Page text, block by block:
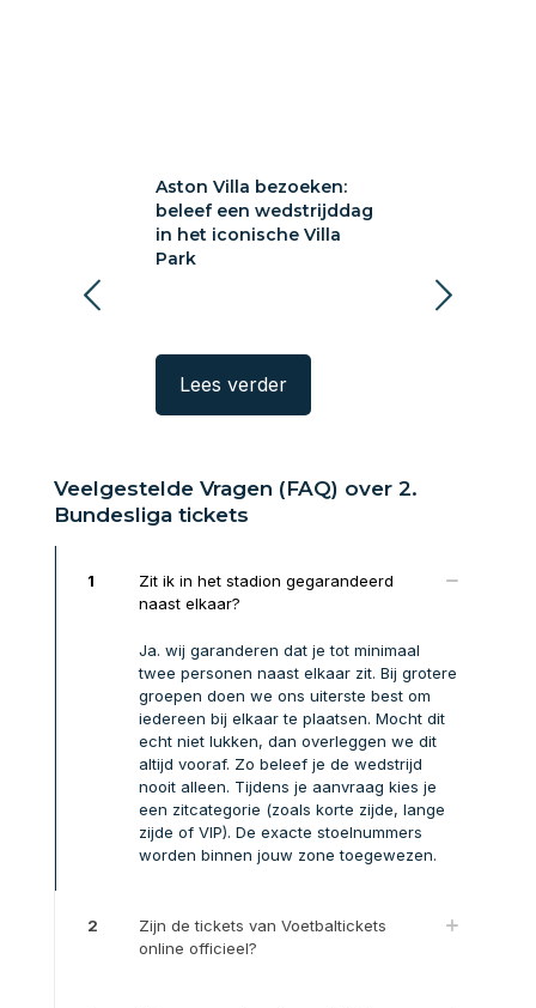
Aston Villa bezoeken:
beleef een wedstrijddag
in het iconische Villa
Park
Lees verder
Veelgestelde Vragen (FAQ) over 2.
Bundesliga tickets
1
Zit ik in het stadion gegarandeerd
naast elkaar?
Ja. wij garanderen dat je tot minimaal
twee personen naast elkaar zit. Bij grotere
groepen doen we ons uiterste best om
iedereen bij elkaar te plaatsen. Mocht dit
echt niet lukken, dan overleggen we dit
altijd vooraf. Zo beleef je de wedstrijd
nooit alleen. Tijdens je aanvraag kies je
een zitcategorie (zoals korte zijde, lange
zijde of VIP). De exacte stoelnummers
worden binnen jouw zone toegewezen.
2
Zijn de tickets van Voetbaltickets
online officieel?